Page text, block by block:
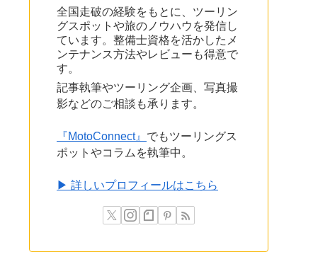
全国走破の経験をもとに、ツーリン
グスポットや旅のノウハウを発信し
ています。整備士資格を活かしたメ
ンテナンス方法やレビューも得意で
す。
記事執筆やツーリング企画、写真撮
影などのご相談も承ります。
『MotoConnect』 でもツーリングス
ポットやコラムを執筆中。
▶ 詳しいプロフィールはこちら